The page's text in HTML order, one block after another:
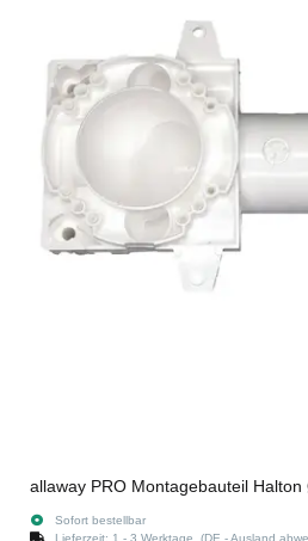
allaway PRO Montagebauteil
Sofort bestellbar
Lieferzeit: 1 - 3 Werktage (DE - Ausland